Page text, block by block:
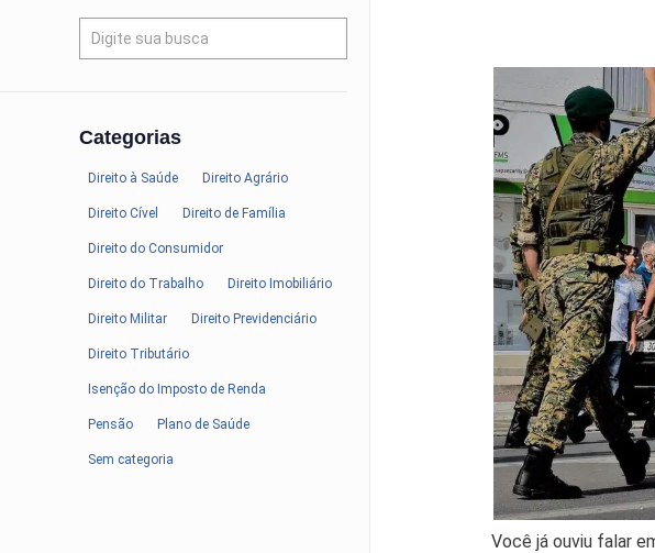
Você já ouviu falar
Categorias
Direito à Saúde Direito Agrário
Direito Cível Direito de Família
Direito do Consumidor
Direito do Trabalho Direito Imobiliário
Direito Militar Direito Previdenciário
Direito Tributário
Isenção do Imposto de Renda
Pensão Plano de Saúde
Sem categoria